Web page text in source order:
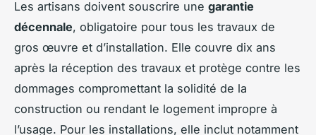
Les artisans doivent souscrire une garantie
décennale, obligatoire pour tous les travaux de
gros œuvre et d’installation. Elle couvre dix ans
après la réception des travaux et protège contre les
dommages compromettant la solidité de la
construction ou rendant le logement impropre à
l’usage. Pour les installations, elle inclut notamment